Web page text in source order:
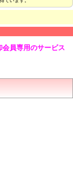
員専用のサービス